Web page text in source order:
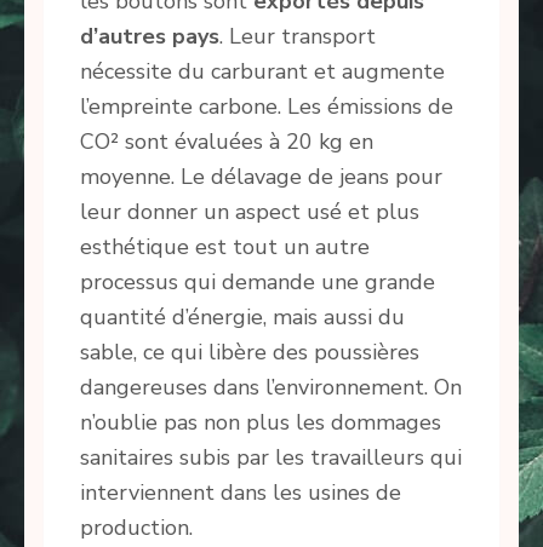
d’autres pays. Leur transport
nécessite du carburant et augmente
l’empreinte carbone. Les émissions de
CO² sont évaluées à 20 kg en
moyenne. Le délavage de jeans pour
leur donner un aspect usé et plus
esthétique est tout un autre
processus qui demande une grande
quantité d’énergie, mais aussi du
sable, ce qui libère des poussières
dangereuses dans l’environnement. On
n’oublie pas non plus les dommages
sanitaires subis par les travailleurs qui
interviennent dans les usines de
production.